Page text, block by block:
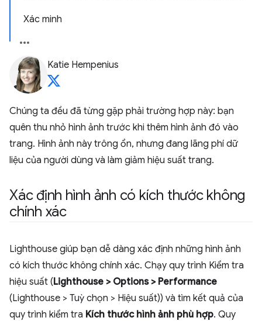
Xác minh
Katie Hempenius
Chúng ta đều đã từng gặp phải trường hợp này: bạn
quên thu nhỏ hình ảnh trước khi thêm hình ảnh đó vào
trang. Hình ảnh này trông ổn, nhưng đang lãng phí dữ
liệu của người dùng và làm giảm hiệu suất trang.
Xác định hình ảnh có kích thước không
chính xác
Lighthouse giúp bạn dễ dàng xác định những hình ảnh
có kích thước không chính xác. Chạy quy trình Kiểm tra
hiệu suất (Lighthouse > Options > Performance
(Lighthouse > Tuỳ chọn > Hiệu suất)) và tìm kết quả của
quy trình kiểm tra Kích thước hình ảnh phù hợp. Quy